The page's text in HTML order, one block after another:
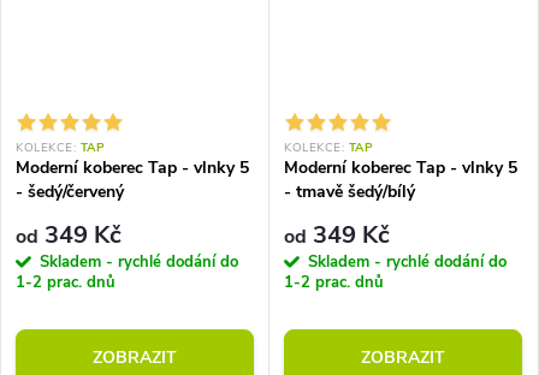
KOLEKCE: TAP
Moderní koberec Tap - vlnky 5
- šedý/červený
od 349 Kč
Skladem - rychlé dodání do
1-2 prac. dnů
ZOBRAZIT
KOLEKCE: TAP
Moderní koberec Tap - vlnky 5
- tmavě šedý/bílý
od 349 Kč
Skladem - rychlé dodání do
1-2 prac. dnů
ZOBRAZIT